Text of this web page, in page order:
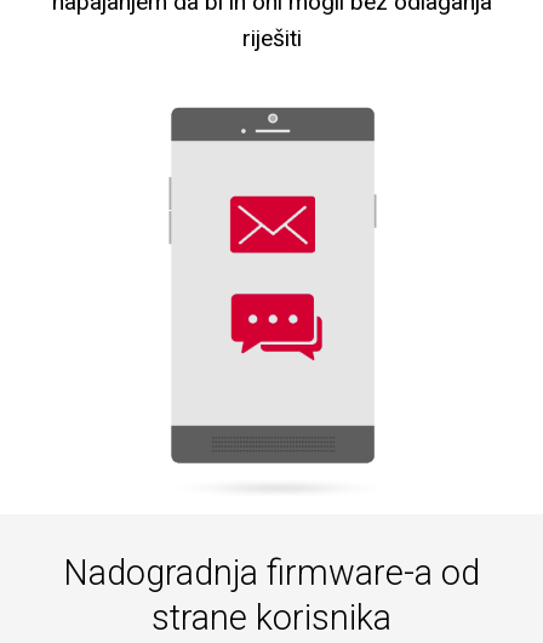
riješiti
Nadogradnja firmware-a od
strane korisnika